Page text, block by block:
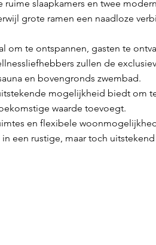
slaapkamers en twee
grote ramen een naadloze
om te ontspannen, gasten te
zullen de
en bovengronds zwembad.
mogelijkheid biedt om
waarde toevoegt.
en flexibele
een rustige, maar toch uitstekend